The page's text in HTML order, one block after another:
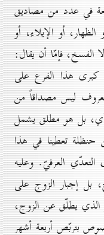
في عدد من مصاديق
أو الإيلاء، أو
الفسخ، فإمّا أن يقال:
هذا الفرع على
ليس مصداقاً من
بل هو مطلق يشمل
حنظلة تعطينا في هذا
العرفيّ. وعليه
بل إجبار الزوج على
الذي يطلّق عن الزوج،
بتربّص أربعة أشهر